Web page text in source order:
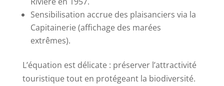
Sensibilisation accrue des plaisanciers via la
Capitainerie (affichage des marées
extrêmes).
L’équation est délicate : préserver l’attractivité
touristique tout en protégeant la biodiversité.